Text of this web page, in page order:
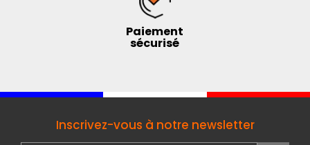
Paiement
sécurisé
Inscrivez-vous à notre newsletter